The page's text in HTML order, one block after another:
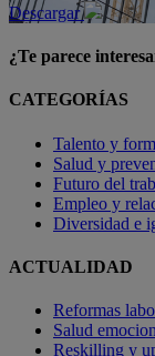
Descargar
¿Te parece
CATEGORÍAS
Talento y
Salud y
Futuro del
Empleo y
Diversidad e
ACTUALIDAD
Reformas
Salud
Reskilling y